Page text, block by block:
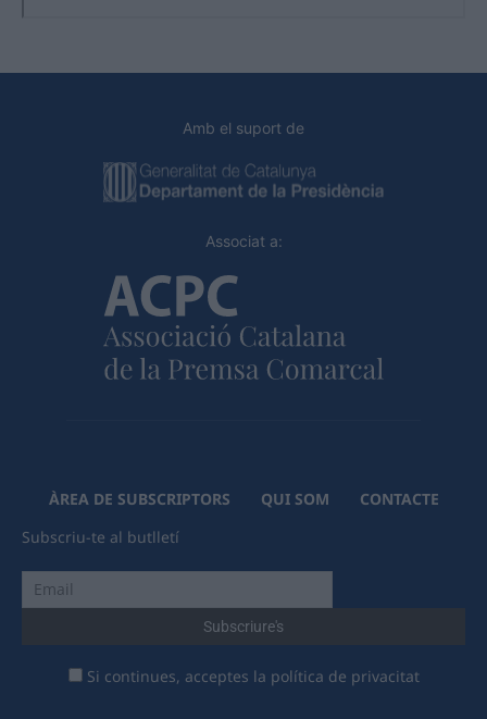
Amb el suport de
Associat a:
ÀREA DE SUBSCRIPTORS QUI SOM
CONTACTE
Subscriu-te al butlletí
Si continues, acceptes la política de privacitat